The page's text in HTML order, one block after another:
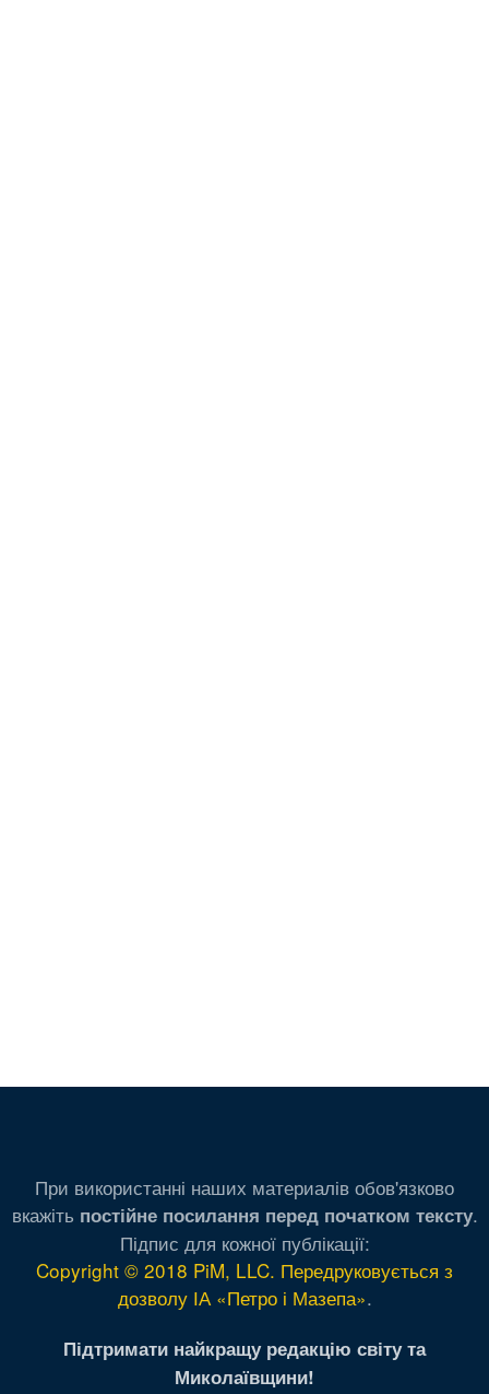
При використанні наших материалів обов'язково
вкажіть постійне посилання перед початком тексту.
Підпис для кожної публікації:
Copyright © 2018 PiM, LLC. Передруковується з
дозволу ІА «Петро і Мазепа».
Підтримати найкращу редакцію світу та
Миколаївщини!